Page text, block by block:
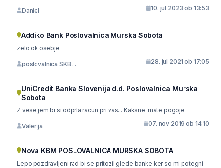
Daniel 10. jul 2023 ob 13:53
Addiko Bank Poslovalnica Murska Sobota
zelo ok osebje
poslovalnica SKB ... 28. jul 2021 ob 17:05
UniCredit Banka Slovenija d.d. Poslovalnica Murska
Sobota
Z veseljem bi si odprla racun pri vas... Kaksne imate pogoje
Valerija 07. nov 2019 ob 14:10
Nova KBM POSLOVALNICA MURSKA SOBOTA
Lepo pozdravljeni rad bi se pritozil glede banke ker so mi potegni